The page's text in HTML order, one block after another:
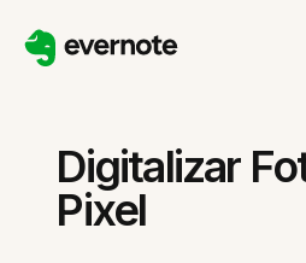
Digitalizar
Pixel